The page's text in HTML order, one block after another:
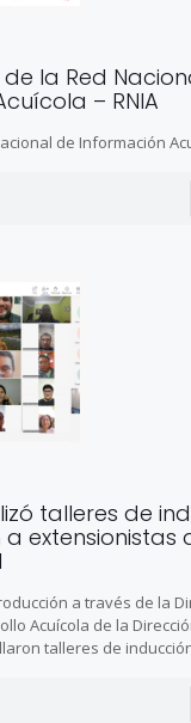
de la Red
– RNIA
de Información
talleres de
extensionistas
a través de la
Acuícola de la
talleres de